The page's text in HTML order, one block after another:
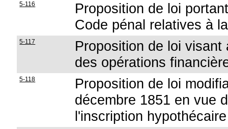
5-116
Proposition de loi
Code pénal relatives à
5-117
Proposition de loi
des opérations
5-118
Proposition de loi
décembre 1851 en vue
l'inscription hypothécaire